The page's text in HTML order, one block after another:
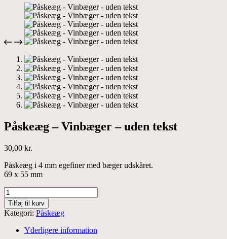
Påskeæg – Vinbæger – uden tekst
30,00 kr.
Påskeæg i 4 mm egefiner med bæger udskåret.
69 x 55 mm
Påskeæg
-
Vinbæger
-
uden
Tilføj til kurv
Kategori: Påskeæg
Yderligere information